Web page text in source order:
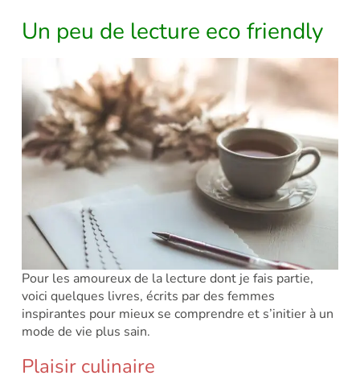
Un peu de lecture eco friendly
Pour les amoureux de la lecture dont je fais partie,
voici quelques livres, écrits par des femmes
inspirantes pour mieux se comprendre et s’initier à un
mode de vie plus sain.
Plaisir culinaire